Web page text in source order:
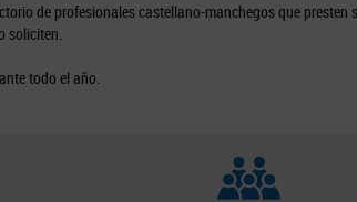
de profesionales castellano-manchegos que
soliciten.
todo el año.